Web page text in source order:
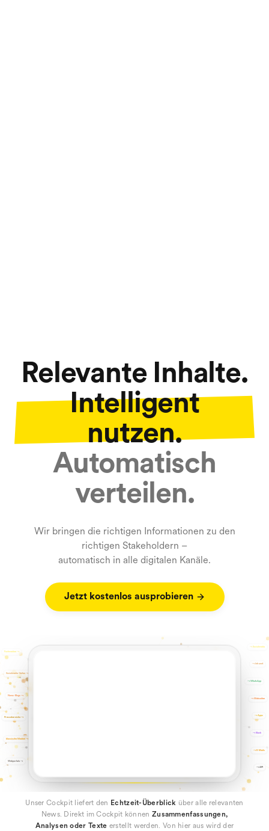
Relevante Inhalte.
Intelligent
nutzen.
Automatisch
verteilen.
Wir bringen die richtigen Informationen zu den
richtigen Stakeholdern –
automatisch in alle digitalen Kanäle.
Jetzt kostenlos ausprobieren
Fachmedien →
Socialmedia-Seiten →
News-Blogs →
Pressebereiche →
klassische Medien →
Webportale →
→ Socialmedia
→ Intranet
→ WhatsApp
→ Webseiten
→ Apps
→ Slack
→ E-Mails
→ API
Unser Cockpit liefert den Echtzeit-Überblick über alle relevanten
News. Direkt im Cockpit können Zusammenfassungen,
Analysen oder Texte erstellt werden. Von hier aus wird der